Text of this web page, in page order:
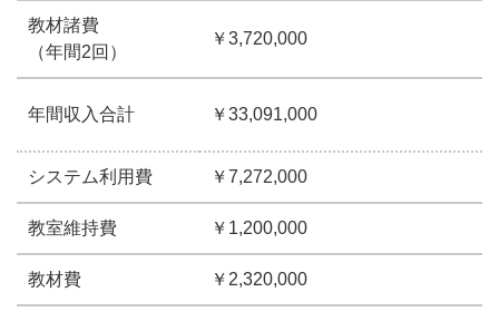
教材諸費
（年間2回）
￥3,720,000
年間収入合計 ￥33,091,000
システム利用費 ￥7,272,000
教室維持費 ￥1,200,000
教材費 ￥2,320,000